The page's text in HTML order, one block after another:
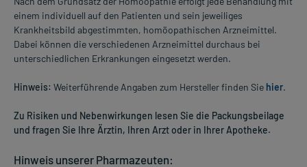
einem individuell auf den Patienten und sein jeweiliges
Krankheitsbild abgestimmten, homöopathischen Arzneimittel.
Dabei können die verschiedenen Arzneimittel durchaus bei
unterschiedlichen Erkrankungen eingesetzt werden.
Hinweis: Weiterführende Angaben zum Hersteller finden Sie hier.
Zu Risiken und Nebenwirkungen lesen Sie die Packungsbeilage
und fragen Sie Ihre Ärztin, Ihren Arzt oder in Ihrer Apotheke.
Hinweis unserer Pharmazeuten: